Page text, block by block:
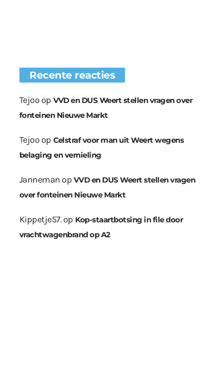
Recente reacties
Tejoo op VVD en DUS Weert stellen vragen over
fonteinen Nieuwe Markt
Tejoo op Celstraf voor man uit Weert wegens
belaging en vernieling
Janneman op VVD en DUS Weert stellen vragen
over fonteinen Nieuwe Markt
Kippetje57.op Kop-staartbotsing in file door
vrachtwagenbrand op A2